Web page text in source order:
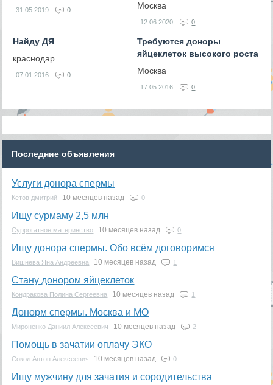
31.05.2019 0
Москва
12.06.2020 0
Найду ДЯ
краснодар
07.01.2016 0
Требуются доноры
яйцеклеток высокого роста
Москва
17.05.2016 0
Последние объявления
Услуги донора спермы
Кетов дмитрий 10 месяцев назад 0
Ищу сурмаму 2,5 млн
Суррогатное материнство 10 месяцев назад 0
Ищу донора спермы. Обо всём договоримся
Вишнева Яна Андреевна 10 месяцев назад 1
Стану донором яйцеклеток
Кондракова Полина Сергеевна 10 месяцев назад 1
Донорм спермы. Москва и МО
Мироненко Даниил Алексеевич 10 месяцев назад 2
Помощь в зачатии оплачу ЭКО
Сокол Антон Алексеевич 10 месяцев назад 0
Ищу мужчину для зачатия и сородительства